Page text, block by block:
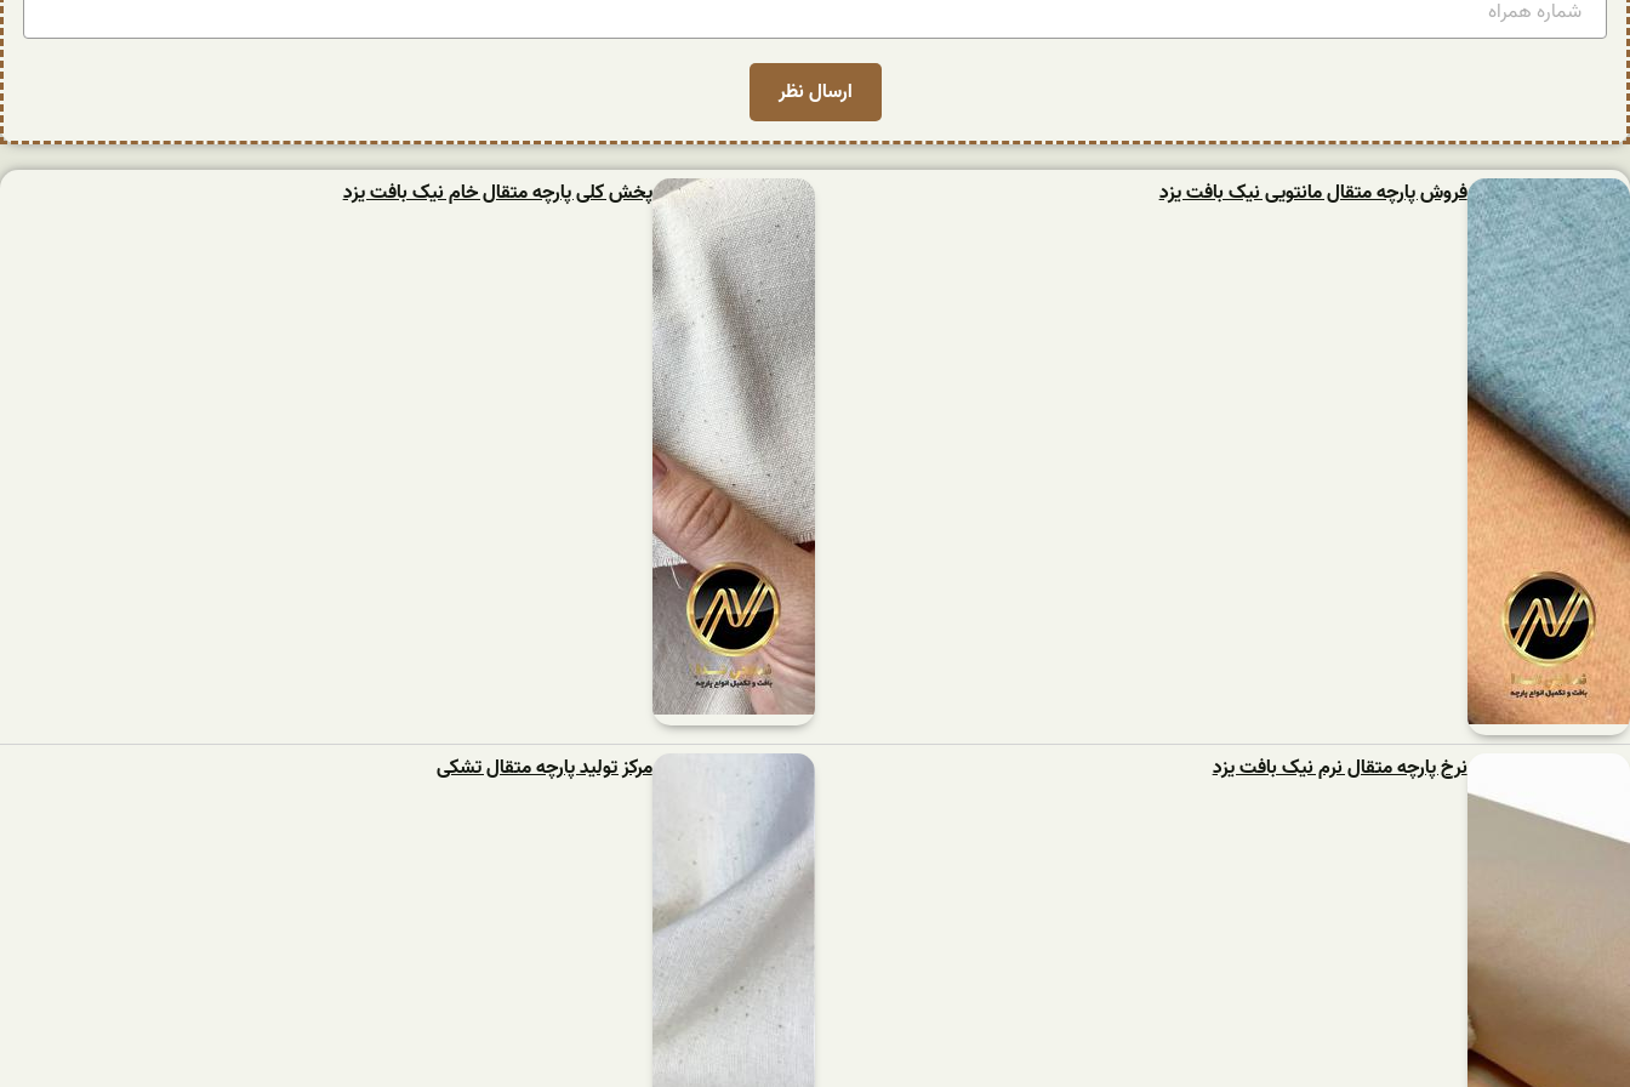
فروش پارچه متقال مانتویی نیک بافت یزد پخش کلی پارچه متقال خام نیک بافت یزد
نرخ پارچه متقال نرم نیک بافت یزد مرکز تولید پارچه متقال تشکی